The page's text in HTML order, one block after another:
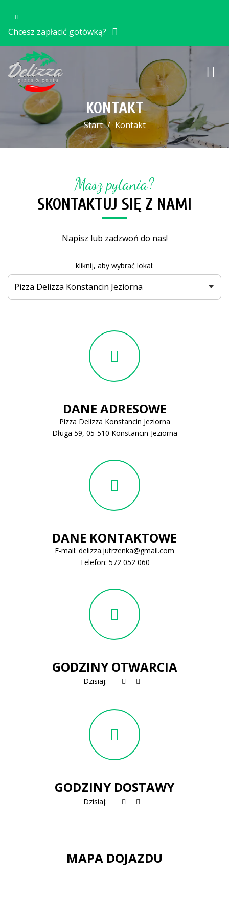
Chcesz zapłacić gotówką?
KONTAKT
Start Kontakt
Masz pytania?
SKONTAKTUJ SIĘ Z NAMI
Napisz lub zadzwoń do nas!
kliknij, aby wybrać lokal:
DANE ADRESOWE
Pizza Delizza Konstancin Jeziorna
Długa 59, 05-510 Konstancin-Jeziorna
DANE KONTAKTOWE
E-mail: delizza.jutrzenka@gmail.com
Telefon: 572 052 060
GODZINY OTWARCIA
Dzisiaj:
GODZINY DOSTAWY
Dzisiaj:
MAPA DOJAZDU